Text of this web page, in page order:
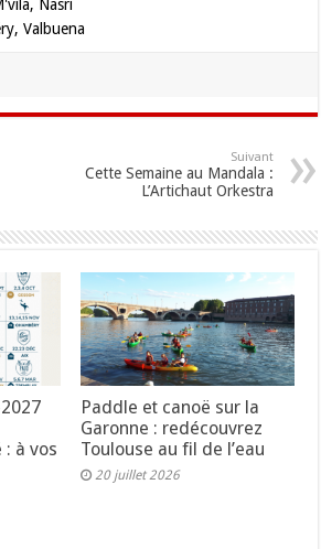
Nasri
Valbuena
Suivant
Cette Semaine au Mandala :
L’Artichaut Orkestra
: à vos
Paddle et canoë sur la
Garonne : redécouvrez
Toulouse au fil de l’eau
20 juillet 2026